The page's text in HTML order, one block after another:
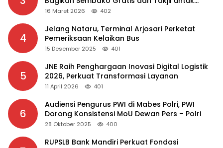
Masyarakat
16 Maret 2026 402
4
Jelang Nataru, Terminal Arjosari Perketat
Pemeriksaan Kelaikan Bus
15 Desember 2025 401
5
JNE Raih Penghargaan Inovasi Digital Logistik
2026, Perkuat Transformasi Layanan
11 April 2026 401
6
Audiensi Pengurus PWI di Mabes Polri, PWI
Dorong Konsistensi MoU Dewan Pers – Polri
28 Oktober 2025 400
RUPSLB Bank Mandiri Perkuat Fondasi